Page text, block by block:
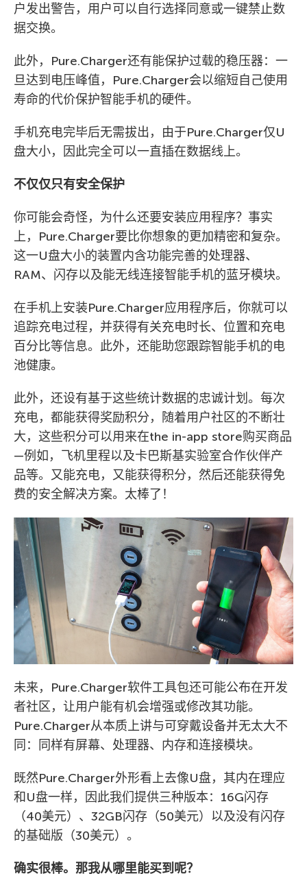
户发出警告，用户可以自行选择同意或一键禁止数
据交换。
此外，Pure.Charger还有能保护过载的稳压器：一
旦达到电压峰值，Pure.Charger会以缩短自己使用
寿命的代价保护智能手机的硬件。
手机充电完毕后无需拔出，由于Pure.Charger仅U
盘大小，因此完全可以一直插在数据线上。
不仅仅只有安全保护
你可能会奇怪，为什么还要安装应用程序？事实
上，Pure.Charger要比你想象的更加精密和复杂。
这一U盘大小的装置内含功能完善的处理器、
RAM、闪存以及能无线连接智能手机的蓝牙模块。
在手机上安装Pure.Charger应用程序后，你就可以
追踪充电过程，并获得有关充电时长、位置和充电
百分比等信息。此外，还能助您跟踪智能手机的电
池健康。
此外，还设有基于这些统计数据的忠诚计划。每次
充电，都能获得奖励积分，随着用户社区的不断壮
大，这些积分可以用来在the in-app store购买商品
—例如，飞机里程以及卡巴斯基实验室合作伙伴产
品等。又能充电，又能获得积分，然后还能获得免
费的安全解决方案。太棒了！
未来，Pure.Charger软件工具包还可能公布在开发
者社区，让用户能有机会增强或修改其功能。
Pure.Charger从本质上讲与可穿戴设备并无太大不
同：同样有屏幕、处理器、内存和连接模块。
既然Pure.Charger外形看上去像U盘，其内在理应
和U盘一样，因此我们提供三种版本：16G闪存
（40美元）、32GB闪存（50美元）以及没有闪存
的基础版（30美元）。
确实很棒。那我从哪里能买到呢？